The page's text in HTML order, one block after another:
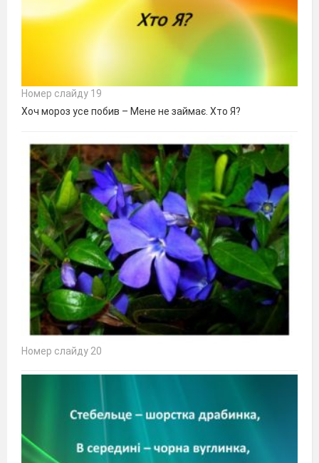
Номер слайду 19
Хоч мороз усе побив – Мене не займає. Хто Я?
Номер слайду 20